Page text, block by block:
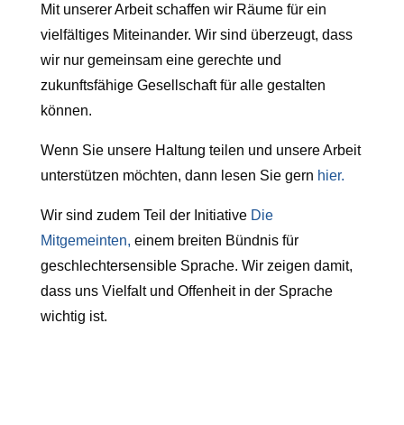
Mit unserer Arbeit schaffen wir Räume für ein
vielfältiges Miteinander. Wir sind überzeugt, dass
wir nur gemeinsam eine gerechte und
zukunftsfähige Gesellschaft für alle gestalten
können.
Wenn Sie unsere Haltung teilen und unsere Arbeit
unterstützen möchten, dann lesen Sie gern hier.
Wir sind zudem Teil der Initiative Die
Mitgemeinten, einem breiten Bündnis für
geschlechtersensible Sprache. Wir zeigen damit,
dass uns Vielfalt und Offenheit in der Sprache
wichtig ist.